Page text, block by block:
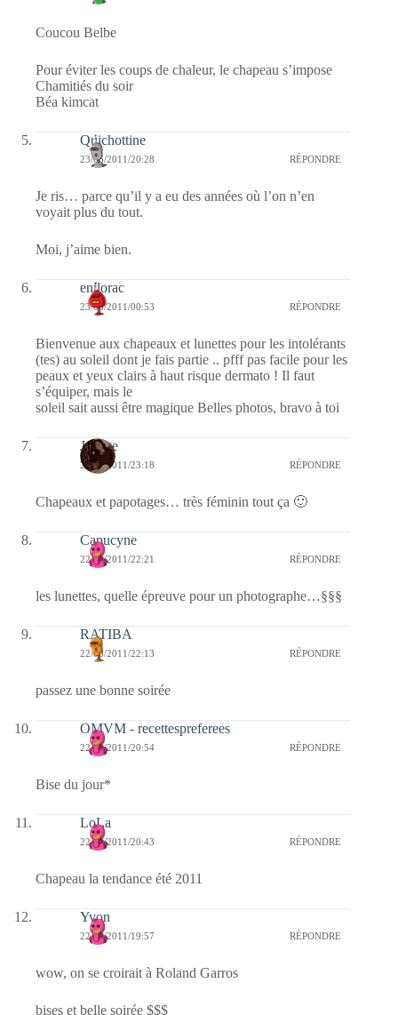
Coucou Belbe
Pour éviter les coups de chaleur, le chapeau s’impose
Chamitiés du soir
Béa kimcat
Quichottine
23/06/2011/20:28 RÉPONDRE
Je ris… parce qu’il y a eu des années où l’on n’en
voyait plus du tout.
Moi, j’aime bien.
enilorac
23/06/2011/00:53 RÉPONDRE
Bienvenue aux chapeaux et lunettes pour les intolérants
(tes) au soleil dont je fais partie .. pfff pas facile pour les
peaux et yeux clairs à haut risque dermato ! Il faut
s’équiper, mais le
soleil sait aussi être magique Belles photos, bravo à toi
Jacinte
22/06/2011/23:18 RÉPONDRE
Chapeaux et papotages… très féminin tout ça 🙂
Capucyne
22/06/2011/22:21 RÉPONDRE
les lunettes, quelle épreuve pour un photographe…§§§
RATIBA
22/06/2011/22:13 RÉPONDRE
passez une bonne soirée
OMVM - recettespreferees
22/06/2011/20:54 RÉPONDRE
Bise du jour*
LoLa
22/06/2011/20:43 RÉPONDRE
Chapeau la tendance été 2011
Yvon
22/06/2011/19:57 RÉPONDRE
wow, on se croirait à Roland Garros
bises et belle soirée $$$